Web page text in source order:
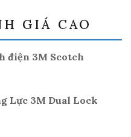
GIÁ CAO
điện 3M Scotch
Lực 3M Dual Lock